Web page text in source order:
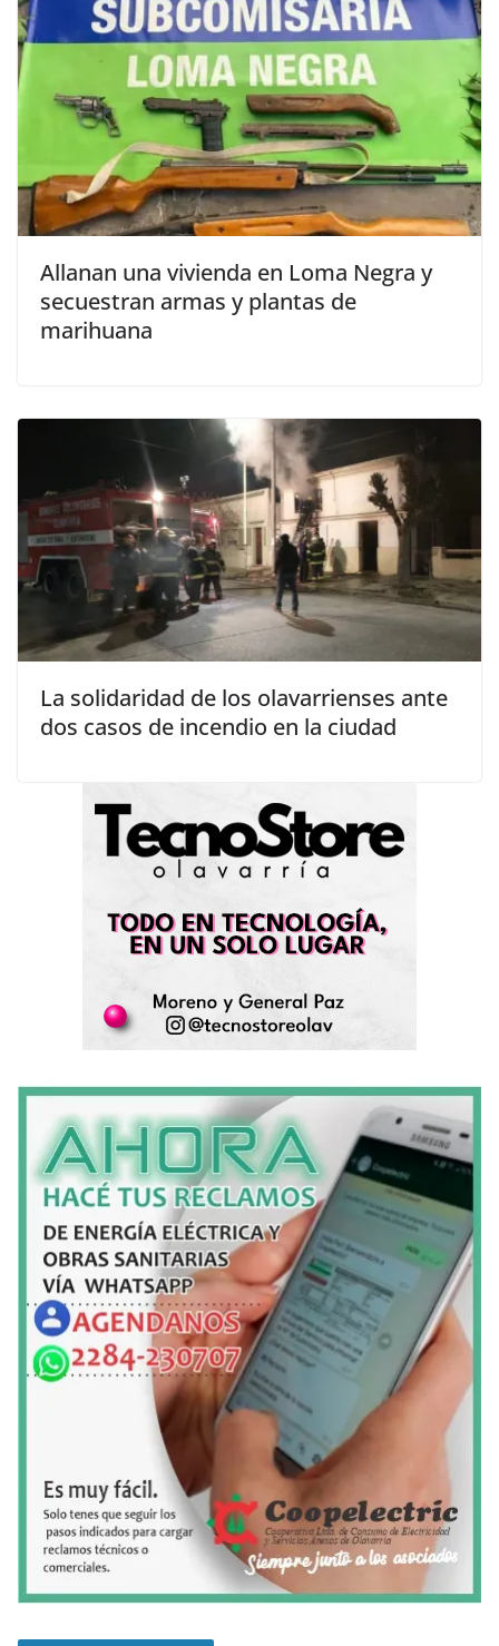
Allanan una vivienda en Loma Negra y
secuestran armas y plantas de
marihuana
La solidaridad de los olavarrienses ante
dos casos de incendio en la ciudad